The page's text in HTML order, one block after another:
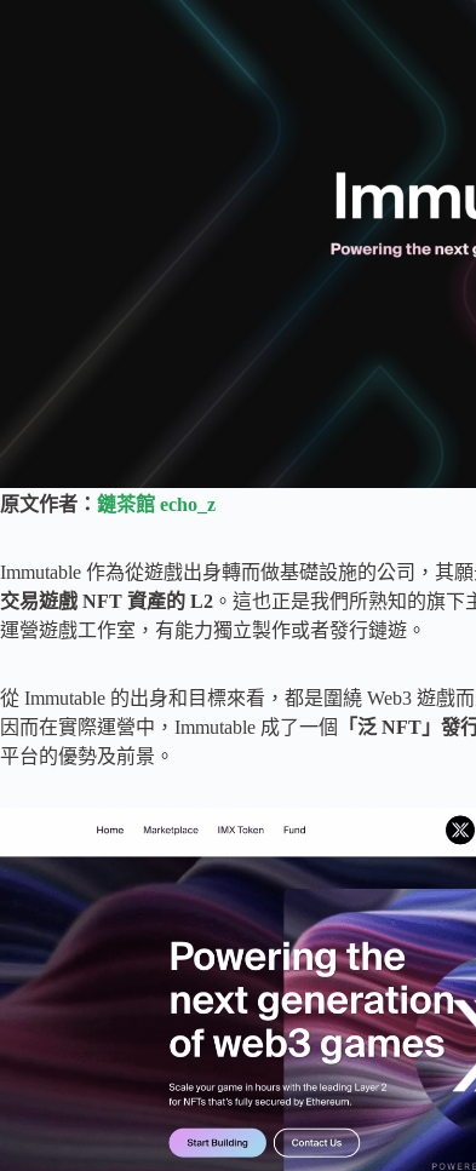
原文作者： 鏈茶館 echo_z
Immutable 作為從遊戲出身轉而做基礎設施的公司，其
交易遊戲 NFT 資產的 L2 。這也正是我們所熟知的旗下
運營遊戲工作室，有能力獨立製作或者發行鏈遊。
從 Immutable 的出身和目標來看，都是圍繞 Web3 遊
因而在實際運營中，Immutable 成了一個
「泛 NFT」發
平台的優勢及前景。